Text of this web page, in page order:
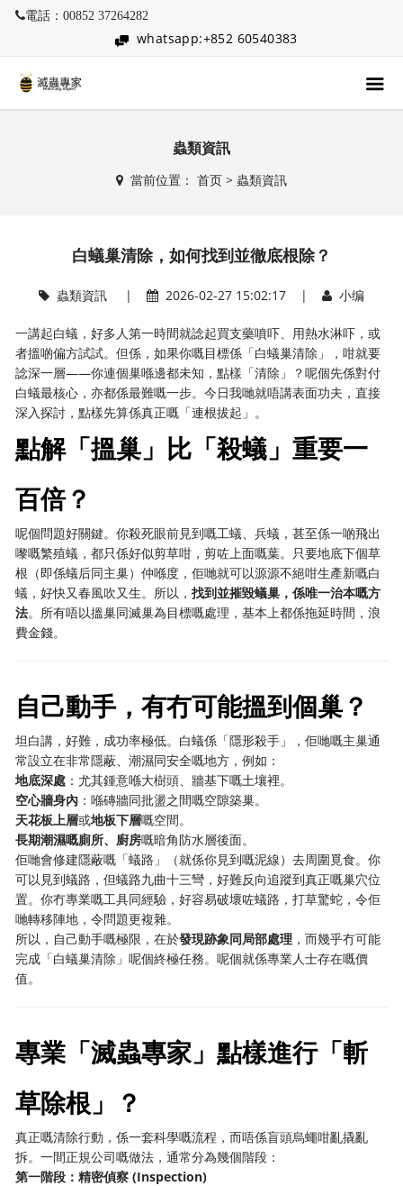
電話：00852 37264282
whatsapp:+852 60540383
蟲類資訊
當前位置： 首页> 蟲類資訊
白蟻巢清除，如何找到並徹底根除？
蟲類資訊| 2026-02-27 15:02:17 | 小编
一講起白蟻，好多人第一時間就諗起買支藥噴吓、用熱水淋吓，或
者搵啲偏方試試。但係，如果你嘅目標係「白蟻巢清除」，咁就要
諗深一層——你連個巢喺邊都未知，點樣「清除」？呢個先係對付
白蟻最核心，亦都係最難嘅一步。今日我哋就唔講表面功夫，直接
深入探討，點樣先算係真正嘅「連根拔起」。
點解「搵巢」比「殺蟻」重要一
百倍？
呢個問題好關鍵。你殺死眼前見到嘅工蟻、兵蟻，甚至係一啲飛出
嚟嘅繁殖蟻，都只係好似剪草咁，剪咗上面嘅葉。只要地底下個草
根（即係蟻后同主巢）仲喺度，佢哋就可以源源不絕咁生產新嘅白
蟻，好快又春風吹又生。所以，找到並摧毀蟻巢，係唯一治本嘅方
法。所有唔以搵巢同滅巢為目標嘅處理，基本上都係拖延時間，浪
費金錢。
自己動手，有冇可能搵到個巢？
坦白講，好難，成功率極低。白蟻係「隱形殺手」，佢哋嘅主巢通
常設立在非常隱蔽、潮濕同安全嘅地方，例如：
地底深處 ：尤其鍾意喺大樹頭、牆基下嘅土壤裡。
空心牆身內 ：喺磚牆同批盪之間嘅空隙築巢。
天花板上層或地板下層嘅空間。
長期潮濕嘅廁所、廚房嘅暗角防水層後面。
佢哋會修建隱蔽嘅「蟻路」（就係你見到嘅泥線）去周圍覓食。你
可以見到蟻路，但蟻路九曲十三彎，好難反向追蹤到真正嘅巢穴位
置。你冇專業嘅工具同經驗，好容易破壞咗蟻路，打草驚蛇，令佢
哋轉移陣地，令問題更複雜。
所以，自己動手嘅極限，在於發現跡象同局部處理 ，而幾乎冇可能
完成「白蟻巢清除」呢個終極任務。呢個就係專業人士存在嘅價
值。
專業「滅蟲專家」點樣進行「斬
草除根」？
真正嘅清除行動，係一套科學嘅流程，而唔係盲頭烏蠅咁亂撬亂
拆。一間正規公司嘅做法，通常分為幾個階段：
第一階段：精密偵察 (Inspection)